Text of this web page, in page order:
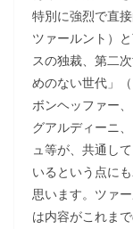
特別に強烈で直
ツァールント）
スの独裁、第二
めのない世代」
ボンヘッファー
グアルディーニ
ュ等が、共通し
いるという点に
思います。ツァ
は内容がこれま